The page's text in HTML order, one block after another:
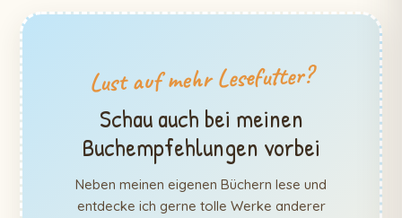
Lust auf mehr Lesefutter?
Schau auch bei meinen
Buchempfehlungen vorbei
Neben meinen eigenen Büchern lese und
entdecke ich gerne tolle Werke anderer